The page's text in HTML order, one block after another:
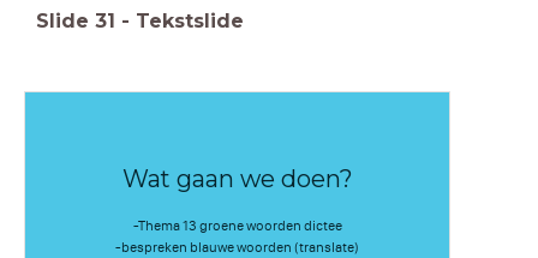
Slide 31 - Tekstslide
Wat gaan we doen?
-Thema 13 groene woorden dictee
-bespreken blauwe woorden (translate)